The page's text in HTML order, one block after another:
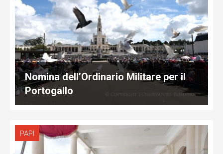
Nomina dell’Ordinario Militare per il
Portogallo
PAPI